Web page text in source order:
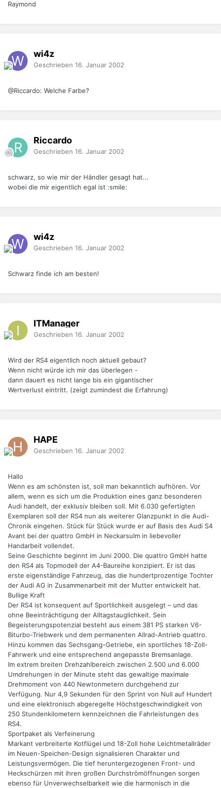
Raymond
wi4z
Geschrieben 16. Januar 2002
@Riccardo: Welche Farbe?
Riccardo
Geschrieben 16. Januar 2002
schwarz, so wie mir der Händler gesagt hat...
wobei die mir eigentlich egal ist :smile:
wi4z
Geschrieben 16. Januar 2002
Schwarz finde ich am besten!
ITManager
Geschrieben 16. Januar 2002
Wird der RS4 eigentlich noch aktuell gebaut?
Wenn nicht würde ich mir das überlegen -
dann dauert es nicht lange bis ein gigantischer
Wertverlust eintritt. (zeigt zumindest die Erfahrung)
HAPE
Geschrieben 16. Januar 2002
Hallo
Wenn es am schönsten ist, soll man bekanntlich aufhören. Vor
allem, wenn es sich um die Produktion eines ganz besonderen
Audi handelt, der exklusiv bleiben soll. Mit 6.030 gefertigten
Exemplaren soll der RS4 nun als weiterer Glanzpunkt in die Audi-
Chronik eingehen. Stück für Stück wurde er auf Basis des Audi S4
Avant bei der quattro GmbH in Neckarsulm in liebevoller
Handarbeit vollendet.
Seine Geschichte beginnt im Juni 2000. Die quattro GmbH hatte
den RS4 als Topmodell der A4-Baureihe konzipiert. Er ist das
erste eigenständige Fahrzeug, das die hundertprozentige Tochter
der Audi AG in Zusammenarbeit mit der Mutter entwickelt hat.
Bullige Kraft
Der RS4 ist konsequent auf Sportlichkeit ausgelegt – und das
ohne Beeinträchtigung der Alltagstauglichkeit. Sein
Begeisterungspotenzial besteht aus einem 381 PS starken V6-
Biturbo-Triebwerk und dem permanenten Allrad-Antrieb quattro.
Hinzu kommen das Sechsgang-Getriebe, ein sportliches 18-Zoll-
Fahrwerk und eine entsprechend angepasste Bremsanlage.
Im extrem breiten Drehzahlbereich zwischen 2.500 und 6.000
Umdrehungen in der Minute steht das gewaltige maximale
Drehmoment von 440 Newtonmetern durchgehend zur
Verfügung. Nur 4,9 Sekunden für den Sprint von Null auf Hundert
und eine elektronisch abgeregelte Höchstgeschwindigkeit von
250 Stundenkilometern kennzeichnen die Fahrleistungen des
RS4.
Sportpaket als Verfeinerung
Markant verbreiterte Kotflügel und 18-Zoll hohe Leichtmetallräder
im Neuen-Speichen-Design signalisieren Charakter und
Leistungsvermögen. Die tief heruntergezogenen Front- und
Heckschürzen mit ihren großen Durchströmöffnungen sorgen
ebenso für Unverwechselbarkeit wie die harmonisch in die